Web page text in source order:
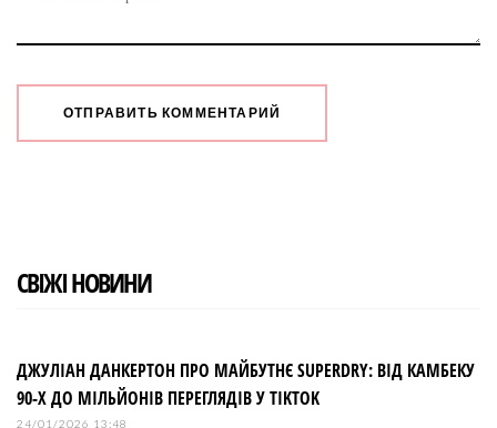
СВІЖІ НОВИНИ
ДЖУЛІАН ДАНКЕРТОН ПРО МАЙБУТНЄ SUPERDRY: ВІД КАМБЕКУ
90-Х ДО МІЛЬЙОНІВ ПЕРЕГЛЯДІВ У TIKTOK
24/01/2026 13:48